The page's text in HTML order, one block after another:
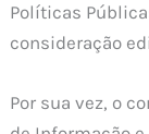
Políticas
consideração
Por sua vez, o